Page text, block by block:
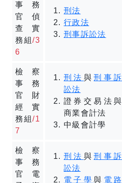
事務
官偵
查實
務組/3
6
刑法
行政法
刑事訴訟法
檢察
事務
官財
經實
務組/1
7
刑法 與刑事訴
訟法
證券交易法與
商業會計法
中級會計學
檢察
事務
官電
刑法 與刑事訴
訟法
電子學與 電路